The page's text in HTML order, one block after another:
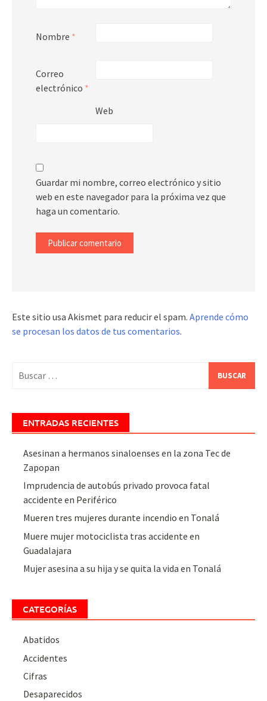
Nombre *
Correo
electrónico *
Web
Guardar mi nombre, correo electrónico y sitio
web en este navegador para la próxima vez que
haga un comentario.
Este sitio usa Akismet para reducir el spam. Aprende cómo
se procesan los datos de tus comentarios.
ENTRADAS RECIENTES
Asesinan a hermanos sinaloenses en la zona Tec de
Zapopan
Imprudencia de autobús privado provoca fatal
accidente en Periférico
Mueren tres mujeres durante incendio en Tonalá
Muere mujer motociclista tras accidente en
Guadalajara
Mujer asesina a su hija y se quita la vida en Tonalá
CATEGORÍAS
Abatidos
Accidentes
Cifras
Desaparecidos